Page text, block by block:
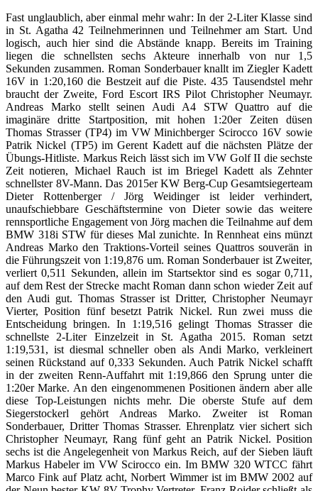
Fast unglaublich, aber einmal mehr wahr: In der 2-Liter Klasse sind
in St. Agatha 42 Teilnehmerinnen und Teilnehmer am Start. Und
logisch, auch hier sind die Abstände knapp. Bereits im Training
liegen die schnellsten sechs Akteure innerhalb von nur 1,5
Sekunden zusammen. Roman Sonderbauer knallt im Ziegler Kadett
16V in 1:20,160 die Bestzeit auf die Piste. 435 Tausendstel mehr
braucht der Zweite, Ford Escort IRS Pilot Christopher Neumayr.
Andreas Marko stellt seinen Audi A4 STW Quattro auf die
imaginäre dritte Startposition, mit hohen 1:20er Zeiten düsen
Thomas Strasser (TP4) im VW Minichberger Scirocco 16V sowie
Patrik Nickel (TP5) im Gerent Kadett auf die nächsten Plätze der
Übungs-Hitliste. Markus Reich lässt sich im VW Golf II die sechste
Zeit notieren, Michael Rauch ist im Briegel Kadett als Zehnter
schnellster 8V-Mann. Das 2015er KW Berg-Cup Gesamtsiegerteam
Dieter Rottenberger / Jörg Weidinger ist leider verhindert,
unaufschiebbare Geschäftstermine von Dieter sowie das weitere
rennsportliche Engagement von Jörg machen die Teilnahme auf dem
BMW 318i STW für dieses Mal zunichte. In Rennheat eins münzt
Andreas Marko den Traktions-Vorteil seines Quattros souverän in
die Führungszeit von 1:19,876 um. Roman Sonderbauer ist Zweiter,
verliert 0,511 Sekunden, allein im Startsektor sind es sogar 0,711,
auf dem Rest der Strecke macht Roman dann schon wieder Zeit auf
den Audi gut. Thomas Strasser ist Dritter, Christopher Neumayr
Vierter, Position fünf besetzt Patrik Nickel. Run zwei muss die
Entscheidung bringen. In 1:19,516 gelingt Thomas Strasser die
schnellste 2-Liter Einzelzeit in St. Agatha 2015. Roman setzt
1:19,531, ist diesmal schneller oben als Andi Marko, verkleinert
seinen Rückstand auf 0,333 Sekunden. Auch Patrik Nickel schafft
in der zweiten Renn-Auffahrt mit 1:19,866 den Sprung unter die
1:20er Marke. An den eingenommenen Positionen ändern aber alle
diese Top-Leistungen nichts mehr. Die oberste Stufe auf dem
Siegerstockerl gehört Andreas Marko. Zweiter ist Roman
Sonderbauer, Dritter Thomas Strasser. Ehrenplatz vier sichert sich
Christopher Neumayr, Rang fünf geht an Patrik Nickel. Position
sechs ist die Angelegenheit von Markus Reich, auf der Sieben läuft
Markus Habeler im VW Scirocco ein. Im BMW 320 WTCC fährt
Marco Fink auf Platz acht, Norbert Wimmer ist im BMW 2002 auf